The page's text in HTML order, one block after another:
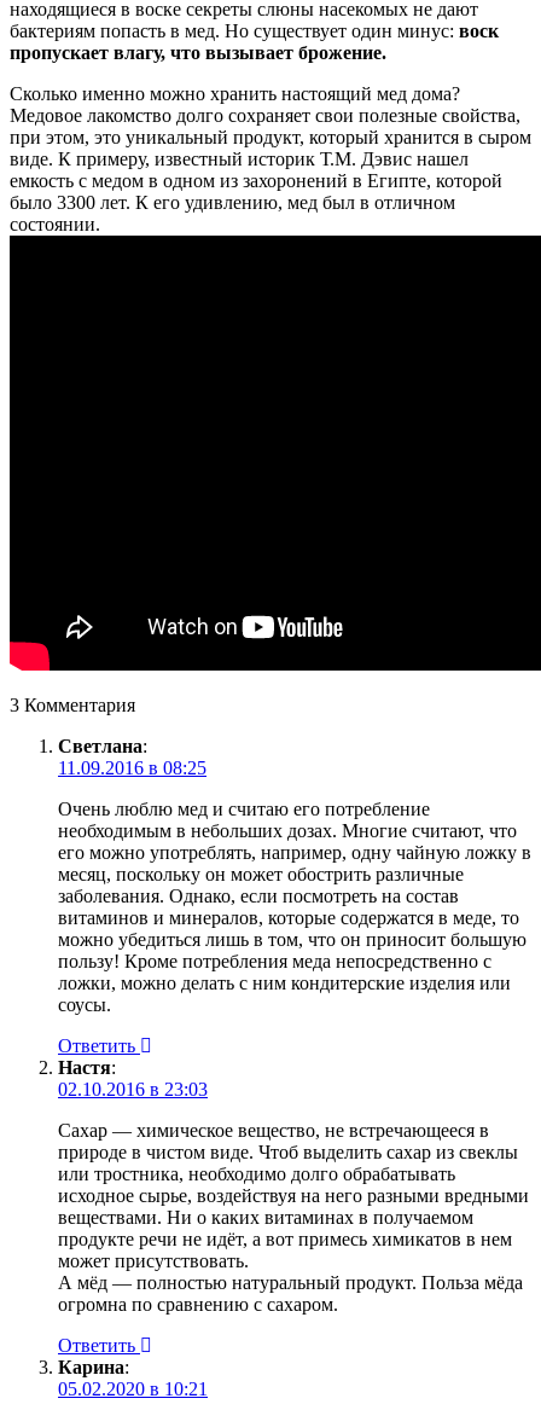
находящиеся в воске секреты слюны насекомых не дают
бактериям попасть в мед. Но существует один минус: воск
пропускает влагу, что вызывает брожение.
Сколько именно можно хранить настоящий мед дома?
Медовое лакомство долго сохраняет свои полезные свойства,
при этом, это уникальный продукт, который хранится в сыром
виде. К примеру, известный историк Т.М. Дэвис нашел
емкость с медом в одном из захоронений в Египте, которой
было 3300 лет. К его удивлению, мед был в отличном
состоянии.
3 Комментария
Светлана:
11.09.2016 в 08:25
Очень люблю мед и считаю его потребление
необходимым в небольших дозах. Многие считают, что
его можно употреблять, например, одну чайную ложку в
месяц, поскольку он может обострить различные
заболевания. Однако, если посмотреть на состав
витаминов и минералов, которые содержатся в меде, то
можно убедиться лишь в том, что он приносит большую
пользу! Кроме потребления меда непосредственно с
ложки, можно делать с ним кондитерские изделия или
соусы.
Ответить
Настя:
02.10.2016 в 23:03
Сахар — химическое вещество, не встречающееся в
природе в чистом виде. Чтоб выделить сахар из свеклы
или тростника, необходимо долго обрабатывать
исходное сырье, воздействуя на него разными вредными
веществами. Ни о каких витаминах в получаемом
продукте речи не идёт, а вот примесь химикатов в нем
может присутствовать.
А мёд — полностью натуральный продукт. Польза мёда
огромна по сравнению с сахаром.
Ответить
Карина:
05.02.2020 в 10:21